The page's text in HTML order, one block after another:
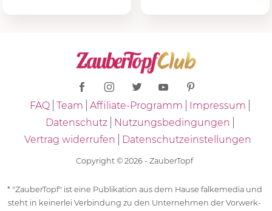
FAQ Team Affiliate-Programm
Impressum
Datenschutz
Nutzungsbedingungen
Vertrag widerrufen
Datenschutzeinstellungen
Copyright © 2026 - ZauberTopf
* "ZauberTopf" ist eine Publikation aus dem Hause falkemedia und
steht in keinerlei Verbindung zu den Unternehmen der Vorwerk-